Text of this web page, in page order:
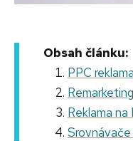
Obsah článku:
PPC reklama
Remarketing
Reklama